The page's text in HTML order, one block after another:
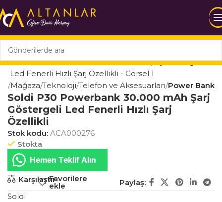
Mağaza Teknoloji Telefon ve Aksesuarları Power Bank
Soldi P30 Powerbank 30.000 mAh Şarj
Göstergeli Led Fenerli Hızlı Şarj
Özellikli
Stok kodu: ACA000276
Stokta
Hemen Teklif Alın
KarşılaştırFavorilere
ekle
Paylaş:
Soldi